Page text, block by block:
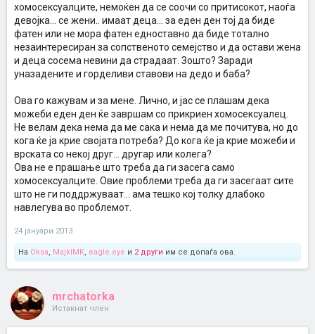
хомосексуалците, немоќен да се соочи со притисокот, наоѓа
девојка... се жени.. имаат деца... за еден ден тој да биде
фатен или не мора фатен едноставно да биде тотално
незаинтересиран за сопственото семејство и да остави жена
и деца сосема невини да страдаат. Зошто? Заради
уназадените и горделиви ставови на дедо и баба?
Ова го кажувам и за мене. Лично, и јас се плашам дека
можеби еден ден ќе завршам со прикриен хомосексуалец.
Не велам дека нема да ме сака и нема да ме почитува, но до
кога ќе ја крие својата потреба? До кога ќе ја крие можеби и
врската со некој друг... другар или колега?
Ова не е прашање што треба да ги засега само
хомосексуалците. Овие проблеми треба да ги засегаат сите
што не ги поддржуваат... ама тешко кој толку длабоко
навлегува во проблемот.
24 јануари 2013
На Oksa, MajklMK, eagle.eye и 2 други им се допаѓа ова.
mrchatorka
Истакнат член